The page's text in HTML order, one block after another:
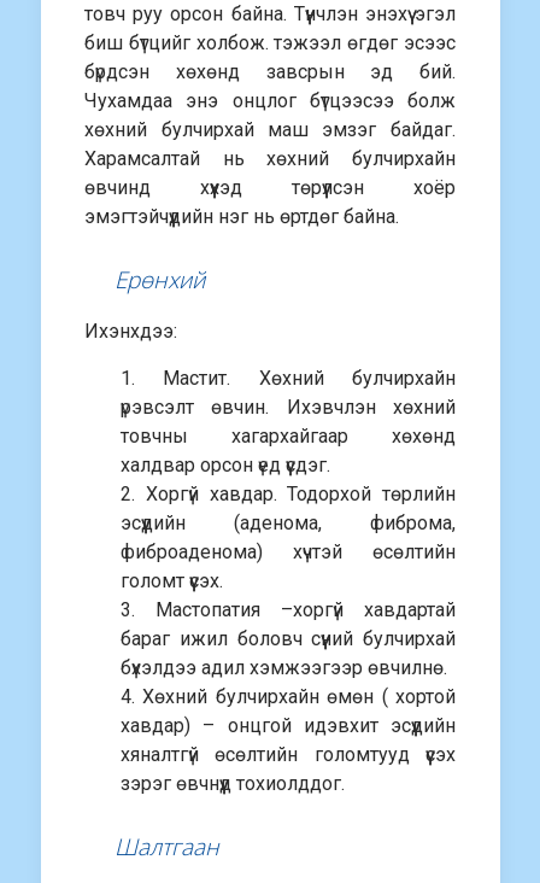
товч руу орсон байна. Түүнчлэн энэхүү эгэл
биш бүтцийг холбож. тэжээл өгдөг эсээс
бүрдсэн хөхөнд завсрын эд бий.
Чухамдаа энэ онцлог бүтцээсээ болж
хөхний булчирхай маш эмзэг байдаг.
Харамсалтай нь хөхний булчирхайн
өвчинд хүүхэд төрүүлсэн хоёр
эмэгтэйчүүдийн нэг нь өртдөг байна.
Ерөнхий
Ихэнхдээ:
1. Мастит. Хөхний булчирхайн
үрэвсэлт өвчин. Ихэвчлэн хөхний
товчны хагархайгаар хөхөнд
халдвар орсон үед үүсдэг.
2. Хоргүй хавдар. Тодорхой төрлийн
эсүүдийн (аденома, фиброма,
фиброаденома) хүчтэй өсөлтийн
голомт үүсэх.
3. Мастопатия –хоргүй хавдартай
бараг ижил боловч сүүний булчирхай
бүхэлдээ адил хэмжээгээр өвчилнө.
4. Хөхний булчирхайн өмөн ( хортой
хавдар) – онцгой идэвхит эсүүдийн
хяналтгүй өсөлтийн голомтууд үүсэх
зэрэг өвчнүүд тохиолддог.
Шалтгаан